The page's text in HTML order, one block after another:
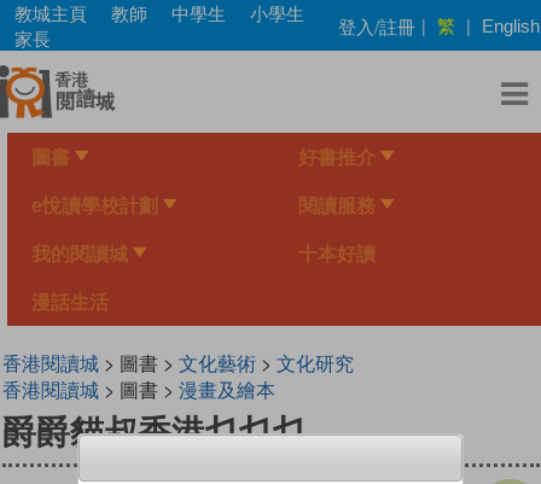
Skip
main
content
教城主頁 教師 中學生
小學生
家長
登入/註冊 | 繁 | English
圖書 好書推介
e悅讀學校計劃 閱讀服務
我的閱讀城 十本好讀
漫話生活
香港閱讀城> 圖書 > 文化藝術> 文化研究
香港閱讀城> 圖書 > 漫畫及繪本
爵爵貓叔香港乜乜乜